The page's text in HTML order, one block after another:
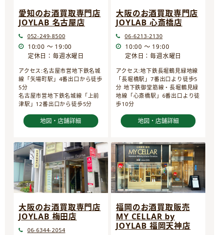
愛知のお酒買取専門店
JOYLAB 名古屋店
052-249-8500
10:00 ～ 19:00
定休日：毎週水曜日
アクセス:名古屋市営地下鉄名城
線「矢場町駅」4番出口から徒歩
5分
名古屋市営地下鉄名城線「上前
津駅」12番出口から徒歩5分
地図・店舗詳細
大阪のお酒買取専門店
JOYLAB 心斎橋店
06-6213-2130
10:00 ～ 19:00
定休日：毎週水曜日
アクセス:地下鉄長堀鶴見緑地線
「長堀橋駅」7番出口より徒歩5
分 地下鉄御堂筋線・長堀鶴見緑
地線「心斎橋駅」6番出口より徒
歩10分
地図・店舗詳細
大阪のお酒買取専門店
JOYLAB 梅田店
06-6344-2054
福岡のお酒買取販売
MY CELLAR by
JOYLAB 福岡天神店